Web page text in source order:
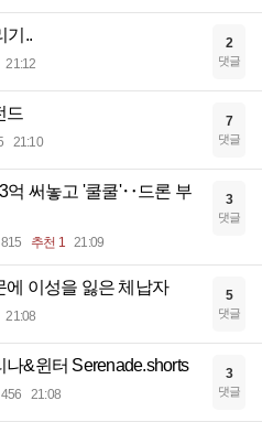
기..
21:12
2
댓글
드
21:10
7
댓글
억 써놓고 '쿨쿨'‥드론 부
추천 1 21:09
3
댓글
에 이성을 잃은 체납자
21:08
5
댓글
&윈터 Serenade.shorts
21:08
3
댓글